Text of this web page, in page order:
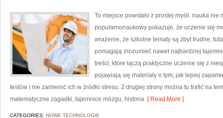
To miejsce powstało z prostej myśli: nauka nie
popularnonaukowy pokazuje, że uczenie się
wrażenie, że szkolne tematy są zbyt trudne,
pomagają zrozumieć nawet najbardziej
treści, które łączą praktyczne uczenie się z
pojawiają się materiały o tym, jak lepiej
testów i nie zamienić ich w źródło stresu. Z drugiej strony można tu trafić na
matematyczne zagadki, tajemnice mózgu, historia [ Read More ]
CATEGORIES: NOWE TECHNOLOGIE